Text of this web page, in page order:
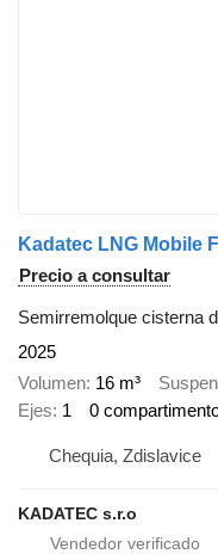
Kadatec LNG Mobile
Precio a consultar
Semirremolque cisterna
2025
Volumen 16 m³
Ejes 1 0
Chequia, Zdislavice
KADATEC s.r.o